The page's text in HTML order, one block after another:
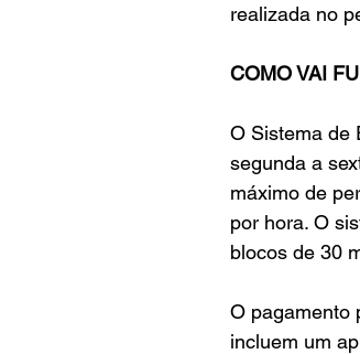
realizada no
COMO VAI
O Sistema de
segunda a
máximo de
por hora. O
blocos de 30
O pagamento
incluem um